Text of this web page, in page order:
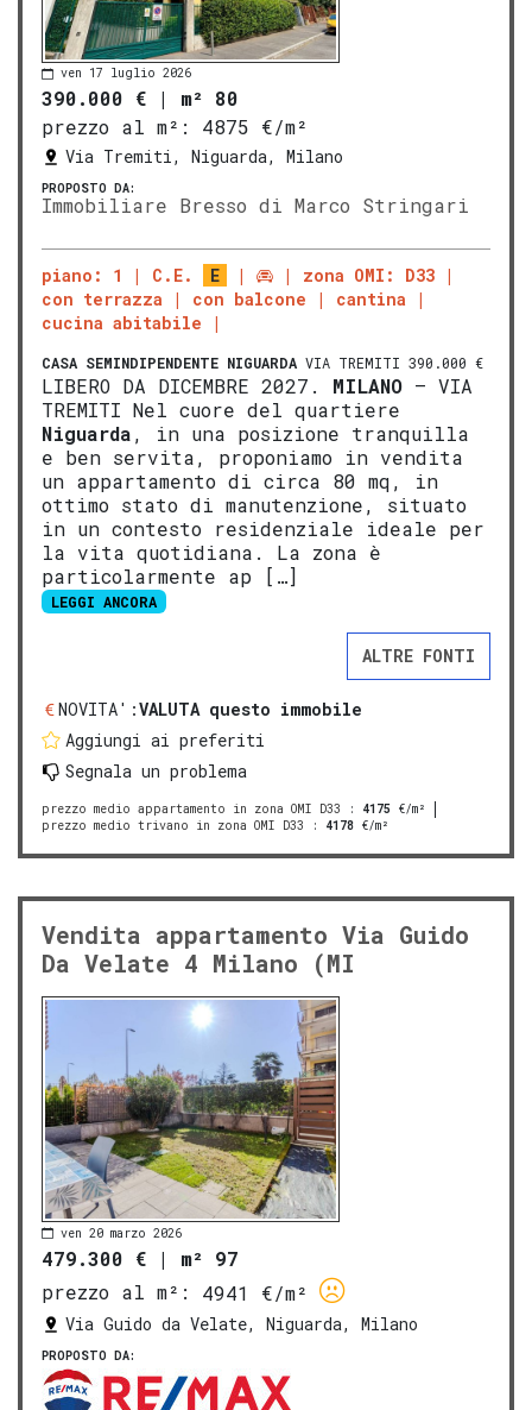
ven 17 luglio 2026
390.000 € | m² 80
prezzo al m²:
4875 €/m²
Via Tremiti, Niguarda, Milano
PROPOSTO DA:
Immobiliare Bresso di Marco Stringari
piano: 1 C.E. E
zona OMI: D33
con terrazza
con balcone
cantina
cucina abitabile
CASA SEMINDIPENDENTE NIGUARDA VIA TREMITI 390.000 €
LIBERO DA DICEMBRE 2027. MILANO – VIA
TREMITI Nel cuore del quartiere
Niguarda, in una posizione tranquilla
e ben servita, proponiamo in vendita
un appartamento di circa 80 mq, in
ottimo stato di manutenzione, situato
in un contesto residenziale ideale per
la vita quotidiana. La zona è
particolarmente ap […]
LEGGI ANCORA
ALTRE FONTI
NOVITA':VALUTA questo immobile
Aggiungi ai preferiti
Segnala un problema
prezzo medio appartamento in zona OMI D33 : 4175 €/m²
prezzo medio trivano in zona OMI D33 : 4178 €/m²
Vendita appartamento Via Guido
Da Velate 4 Milano (MI
ven 20 marzo 2026
479.300 € | m² 97
prezzo al m²:
4941 €/m²
Via Guido da Velate, Niguarda, Milano
PROPOSTO DA: